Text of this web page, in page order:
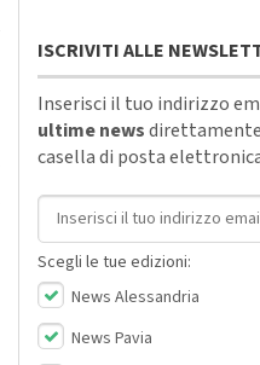
ISCRIVITI ALLE
Inserisci il tuo indirizzo
ultime news
casella di posta
Indirizzo email
Scegli le tue edizioni:
News Alessandria
News Pavia